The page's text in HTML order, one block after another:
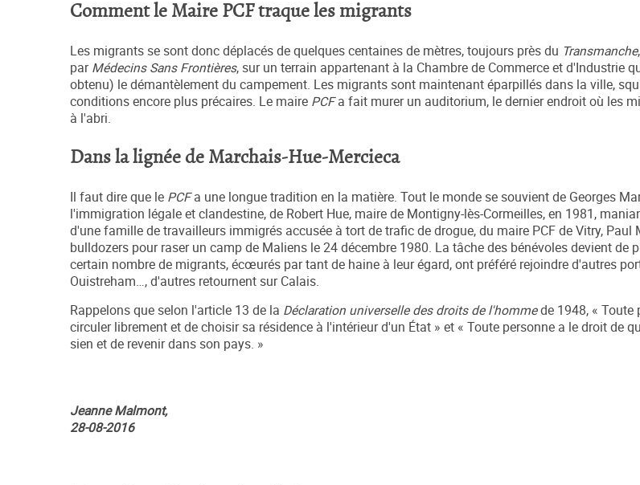
Comment le Maire PCF traque les migrants
Les migrants se sont donc déplacés de quelques centaines de mètres, toujours près du Transmanche
parMédecins Sans Frontières, sur un terrain appartenant à la Chambre de Commerce et d'Industrie
obtenu) le démantèlement du campement. Les migrants sont maintenant éparpillés dans la ville,
conditions encore plus précaires. Le maire PCFa fait murer un auditorium, le dernier endroit où les
à l'abri.
Dans la lignée de Marchais-Hue-Mercieca
Il faut dire que le PCFa une longue tradition en la matière. Tout le monde se souvient de Georges
l'immigration légale et clandestine, de Robert Hue, maire de Montigny-lès-Cormeilles, en 1981,
d'une famille de travailleurs immigrés accusée à tort de trafic de drogue, du maire PCF de Vitry, Paul
bulldozers pour raser un camp de Maliens le 24 décembre 1980. La tâche des bénévoles devient de
certain nombre de migrants, écœurés par tant de haine à leur égard, ont préféré rejoindre d'autres
Ouistreham…, d'autres retournent sur Calais.
Rappelons que selon l'article 13 de la Déclaration universelle des droits de l'hommede 1948, « Toute
circuler librement et de choisir sa résidence à l'intérieur d'un État » et « Toute personne a le droit de
sien et de revenir dans son pays. »
Jeanne Malmont,
28-08-2016